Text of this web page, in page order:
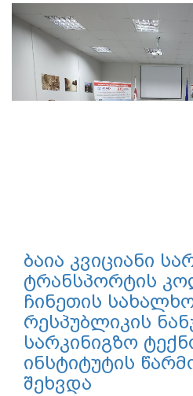
ბაია კვიციანი
ტრანსპორტის
ჩინეთის
რესპუბლიკის
სარკინიგზო
ინსტიტუტის
შეხვდა